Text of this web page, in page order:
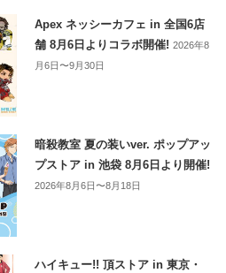
Apex ネッシーカフェ in 全国6店
舗 8月6日よりコラボ開催!2026年8
月6日〜9月30日
暗殺教室 夏の装いver. ポップアッ
プストア in 池袋 8月6日より開催!
2026年8月6日〜8月18日
ハイキュー!! 頂ストア in 東京・